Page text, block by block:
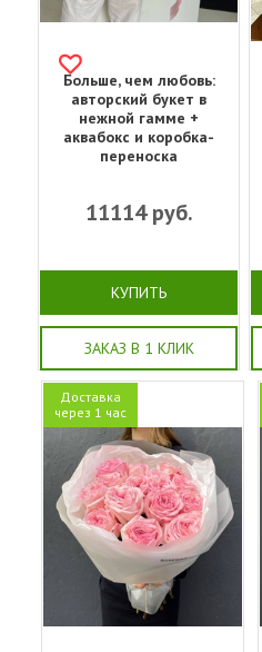
Больше, чем любовь:
авторский букет в
нежной гамме +
аквабокс и коробка-
переноска
11114руб.
КУПИТЬ
ЗАКАЗ В 1 КЛИК
Доставка
через 1 час